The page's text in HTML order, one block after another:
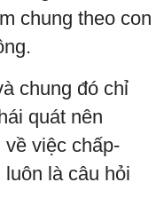
chung theo con
chung đó chỉ
quát nên
về việc chấp-
là câu hỏi